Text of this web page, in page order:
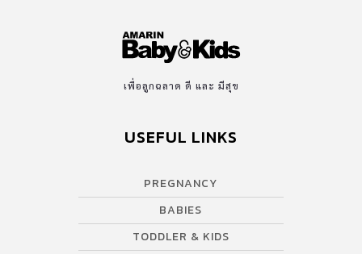
อันดับระดับประเทศ โดยได้รับการสนับสนุนจาก บริษัท แอสเซทไวส์
จำกัด (มหาชน), ซูเปอร์สปอร์ต และ เทคนิไฟเบอร์ ซึ่งสะท้อนถึงความ
มุ่งมั่นในการส่งเสริมศักยภาพเยาวชนผ่านกีฬา ท่ามกลางบรรยากาศอัน
ประเทศไทย ไม่เพียงเป็นเวทีแห่งการแข่งขัน แต่ยังเป็นพื้นที่ให้
ความมีวินัย ความอดทน และ น้ำใจนักกีฬา อีกทั้งยังเป็นก้าวสำคัญสู่
เส้นทางนักกีฬาอาชีพในระดับนานาชาติ […]
เพื่อลูกฉลาด ดี และ มีสุข
USEFUL LINKS
PREGNANCY
BABIES
TODDLER & KIDS